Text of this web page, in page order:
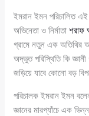
ইমরান ইমন পরিচালিত
অভিনেতা ও নির্মাতাশরাফ
গ্রামে নতুন এক অতিথির
অদ্ভুত পরিস্থিতি কি জ্ঞানী
জড়িয়ে যাবে কোনো বড়
পরিচালক ইমরান ইমন
জ্ঞানের মারপ্যাঁচে এক